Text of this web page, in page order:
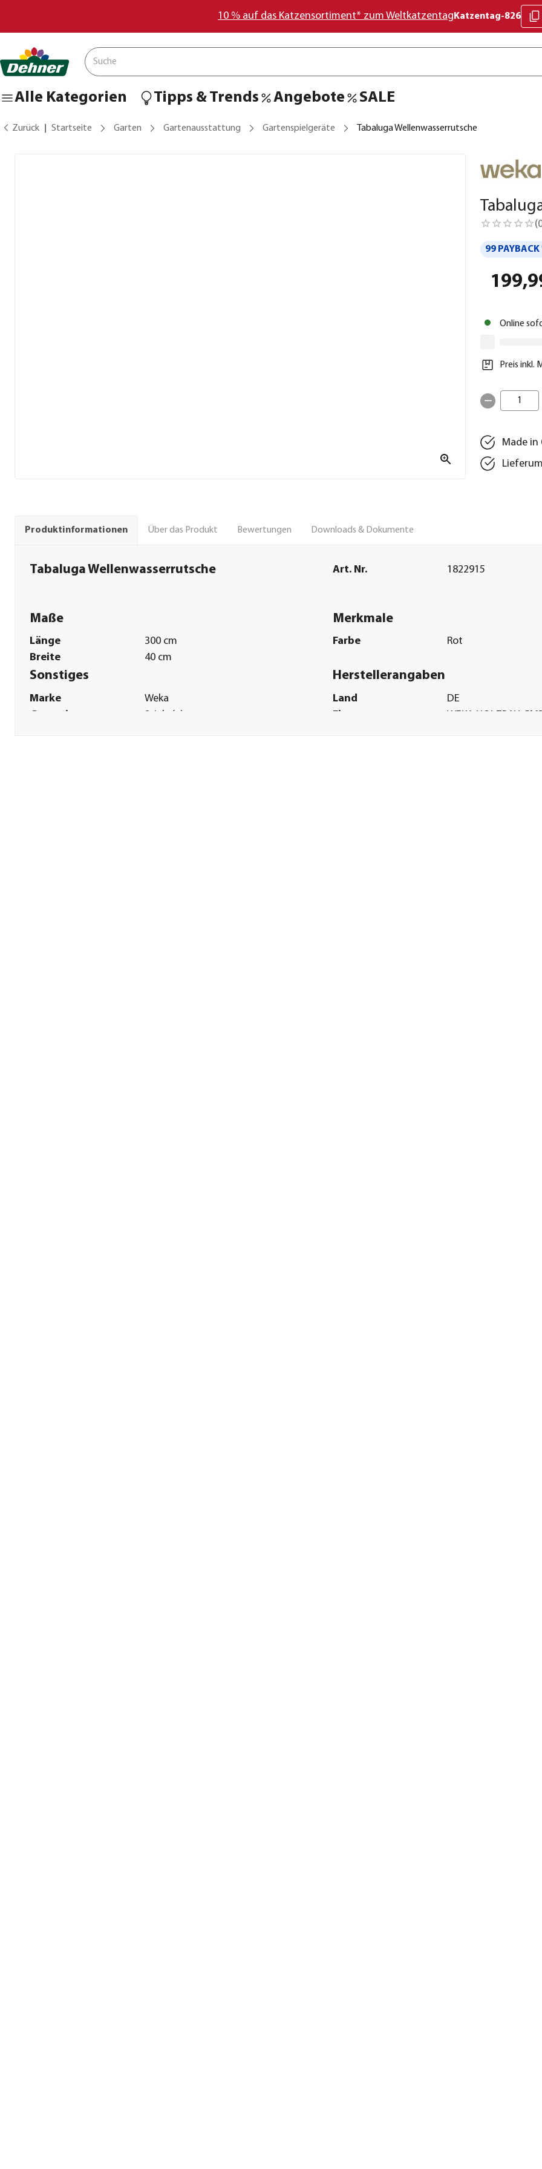
10 % auf das Katzensortiment* zum Weltkatzentag Katzentag-826
Alle Kategorien Tipps & Trends Angebote SALE
Zurück Startseite Garten Gartenausstattung Gartenspielgeräte Tabaluga Wellenwasserrutsche
(
99
Online
Preis inkl.
1
Made in
Produktinformationen Über das Produkt Bewertungen Downloads & Dokumente
Tabaluga Wellenwasserrutsche Art. Nr. 1822915
Maße
Länge
300 cm
Breite
40 cm
Merkmale
Farbe Rot
Sonstiges
Marke
Weka
Garantie
2 Jahr(e)
Herstellerangaben
Land
DE
Firma
WEKA HOLZBAU